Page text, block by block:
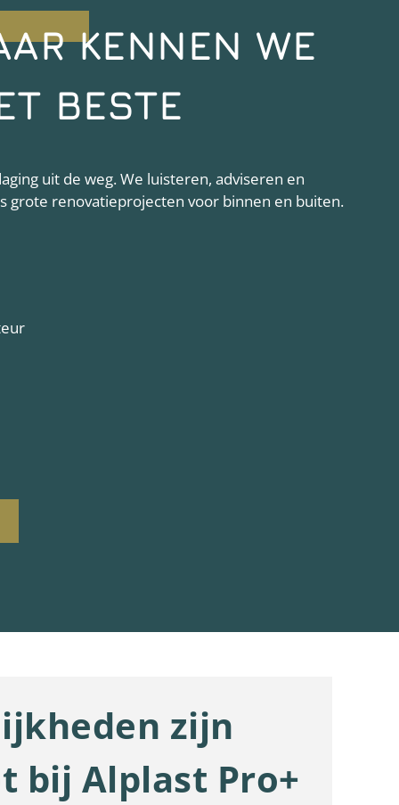
KENNEN WE
BESTE
uit de weg. We luisteren, adviseren en
grote renovatieprojecten voor binnen en buiten.
zijn
bij Alplast Pro+